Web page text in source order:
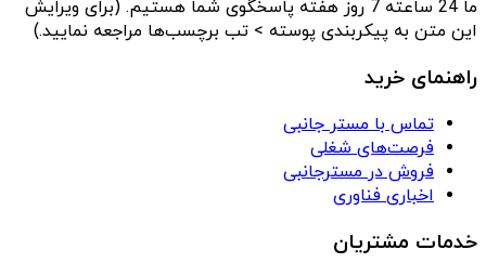
ما 24 ساعته 7 روز هفته پاسخگوی شما هستیم. (برای ویرایش
این متن به پیکربندی پوسته > تب برچسب‌ها مراجعه نمایید.)
راهنمای خرید
تماس با مستر جانبی
فرصت‌های شغلی
فروش در مسترجانبی
اخباری فناوری
خدمات مشتریان